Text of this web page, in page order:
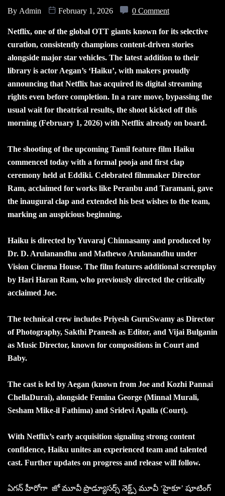
By Admin February 1, 2026 0 Comment
Netflix, one of the global OTT giants known for its selective
curation, consistently champions content-driven stories
alongside major star vehicles. The latest addition to their
library is actor Aegan’s ‘Haiku’, with makers proudly
announcing that Netflix has acquired its digital streaming
rights even before completion. In a rare move, bypassing the
usual wait for theatrical results, the shoot kicked off this
morning (February 1, 2026) with Netflix already on board.
The shooting of the upcoming Tamil feature film Haiku
commenced today with a formal pooja and first clap
ceremony held at Eddiki. Celebrated filmmaker Director
Ram, acclaimed for works like Peranbu and Taramani, gave
the inaugural clap and extended his best wishes to the team,
marking an auspicious beginning.
Haiku is directed by Yuvaraj Chinnasamy and produced by
Dr. D. Arulanandhu and Mathewo Arulanandhu under
Vision Cinema House. The film features additional screenplay
by Hari Haran Ram, who previously directed the critically
acclaimed Joe.
The technical crew includes Priyesh GuruSwamy as Director
of Photography, Sakthi Pranesh as Editor, and Vijai Bulganin
as Music Director, known for compositions in Court and
Baby.
The cast is led by Aegan (known from Joe and Kozhi Pannai
ChellaDurai), alongside Femina George (Minnal Murali,
Sesham Mike-il Fathima) and Sridevi Apalla (Court).
With Netflix’s early acquisition signaling strong content
confidence, Haiku unites an experienced team and talented
cast. Further updates on progress and release will follow.
ఏగన్ హీరోగా జో మూవీ ప్రొడ్యూస‌ర్స్ నెక్ట్స్ మూవీ ‘హైకూ’ షూటింగ్